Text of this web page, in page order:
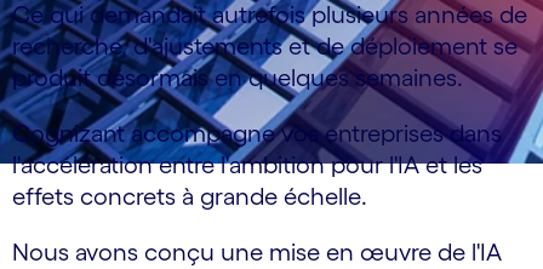
Ce qui demandait autrefois plusieurs années de
recherche, d'ajustements et de déploiement se
produit désormais en quelques semaines.
Cognizant accompagne vos entreprises dans
l'accélération entre l'ambition pour l'IA et les
effets concrets à grande échelle.
Nous avons conçu une mise en œuvre de l'IA